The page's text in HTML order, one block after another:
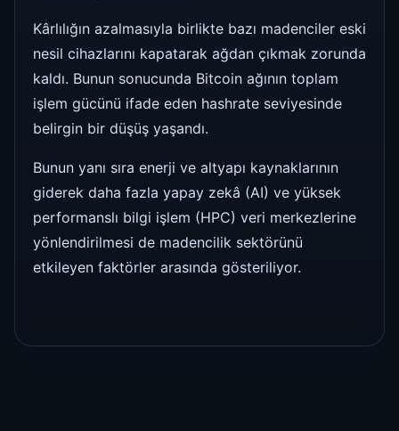
Kârlılığın azalmasıyla birlikte bazı madenciler eski
nesil cihazlarını kapatarak ağdan çıkmak zorunda
kaldı. Bunun sonucunda Bitcoin ağının toplam
işlem gücünü ifade eden hashrate seviyesinde
belirgin bir düşüş yaşandı.
Bunun yanı sıra enerji ve altyapı kaynaklarının
giderek daha fazla yapay zekâ (AI) ve yüksek
performanslı bilgi işlem (HPC) veri merkezlerine
yönlendirilmesi de madencilik sektörünü
etkileyen faktörler arasında gösteriliyor.